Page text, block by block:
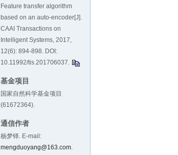
Feature transfer algorithm
based on an auto-encoder[J].
CAAI Transactions on
Intelligent Systems, 2017,
12(6): 894-898. DOI:
10.11992/tis.201706037.
基金项目
国家自然科学基金项目
(61672364).
通信作者
杨梦铎. E-mail:
mengduoyang@163.com.